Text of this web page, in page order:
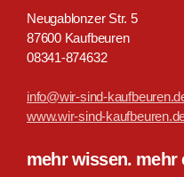
Neugablonzer Str. 5
87600 Kaufbeuren
08341-874632
info@wir-sind-
www.wir-sind-
mehr wissen. mehr